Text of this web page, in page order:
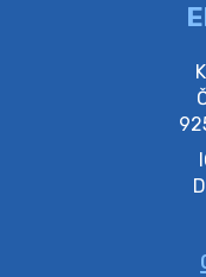
20. július 2026